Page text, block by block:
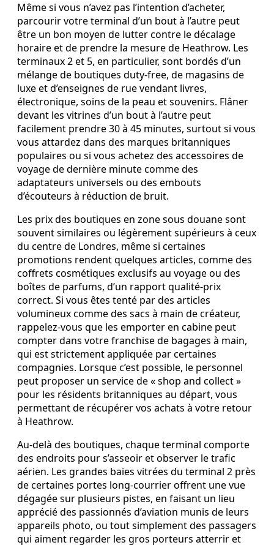
Même si vous n’avez pas l’intention d’acheter,
parcourir votre terminal d’un bout à l’autre peut
être un bon moyen de lutter contre le décalage
horaire et de prendre la mesure de Heathrow. Les
terminaux 2 et 5, en particulier, sont bordés d’un
mélange de boutiques duty‑free, de magasins de
luxe et d’enseignes de rue vendant livres,
électronique, soins de la peau et souvenirs. Flâner
devant les vitrines d’un bout à l’autre peut
facilement prendre 30 à 45 minutes, surtout si vous
vous attardez dans des marques britanniques
populaires ou si vous achetez des accessoires de
voyage de dernière minute comme des
adaptateurs universels ou des embouts
d’écouteurs à réduction de bruit.
Les prix des boutiques en zone sous douane sont
souvent similaires ou légèrement supérieurs à ceux
du centre de Londres, même si certaines
promotions rendent quelques articles, comme des
coffrets cosmétiques exclusifs au voyage ou des
boîtes de parfums, d’un rapport qualité‑prix
correct. Si vous êtes tenté par des articles
volumineux comme des sacs à main de créateur,
rappelez‑vous que les emporter en cabine peut
compter dans votre franchise de bagages à main,
qui est strictement appliquée par certaines
compagnies. Lorsque c’est possible, le personnel
peut proposer un service de « shop and collect »
pour les résidents britanniques au départ, vous
permettant de récupérer vos achats à votre retour
à Heathrow.
Au‑delà des boutiques, chaque terminal comporte
des endroits pour s’asseoir et observer le trafic
aérien. Les grandes baies vitrées du terminal 2 près
de certaines portes long‑courrier offrent une vue
dégagée sur plusieurs pistes, en faisant un lieu
apprécié des passionnés d’aviation munis de leurs
appareils photo, ou tout simplement des passagers
qui aiment regarder les gros porteurs atterrir et